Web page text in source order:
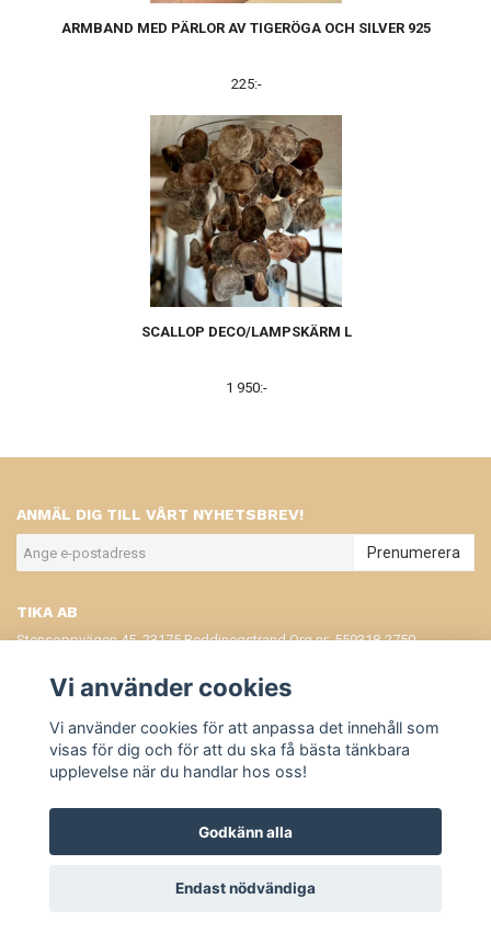
ARMBAND MED PÄRLOR AV TIGERÖGA OCH SILVER 925
225:-
SCALLOP DECO/LAMPSKÄRM L
1 950:-
ANMÄL DIG TILL VÅRT NYHETSBREV!
Prenumerera
TIKA AB
Stensoppvägen 45, 23175 Beddinegstrand Org.nr: 559318-2750
KÖPVILLKOR
© Copyright Tika
Vi använder cookies
Vi använder cookies för att anpassa det innehåll som
visas för dig och för att du ska få bästa tänkbara
upplevelse när du handlar hos oss!
Godkänn alla
Endast nödvändiga